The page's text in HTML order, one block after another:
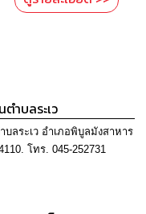
ำบลระเว
บลระเว อำเภอพิบูลมังสาหาร
โทร. 045-252731